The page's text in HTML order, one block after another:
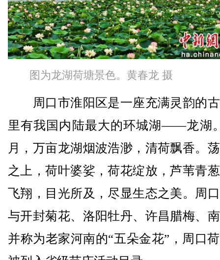
图为龙湖荷塘景色。黄春龙 摄
周口市淮阳区是一座充满灵韵的
里有我国内陆最大的环城湖——龙湖
月，万亩龙湖烟波浩渺，清荷飘香。
之上，荷叶婆娑，荷花绽放，芦苇青
飞翔，目光所及，尽显生态之美。周
与开封菊花、洛阳牡丹、许昌腊梅、
并称为老家河南的“五朵金花”，周口